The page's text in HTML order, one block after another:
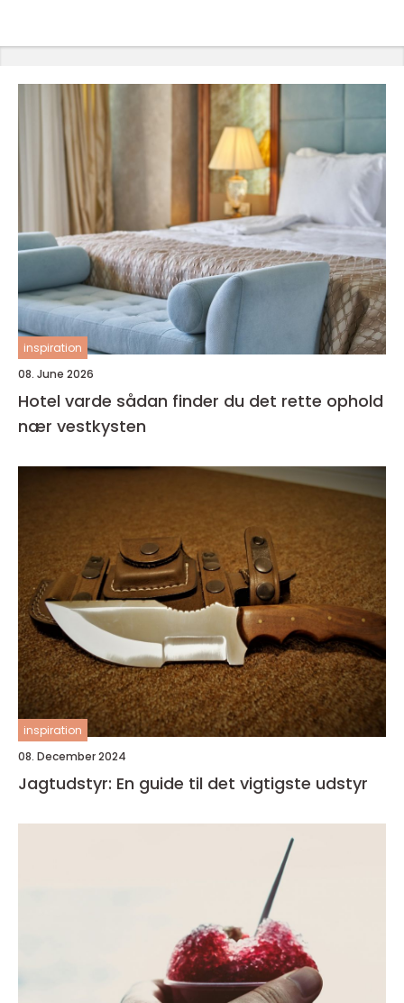
inspiration
08. June 2026
Hotel varde sådan finder du det rette ophold
nær vestkysten
inspiration
08. December 2024
Jagtudstyr: En guide til det vigtigste udstyr